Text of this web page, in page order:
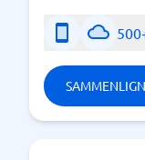
SAMMENLIGN